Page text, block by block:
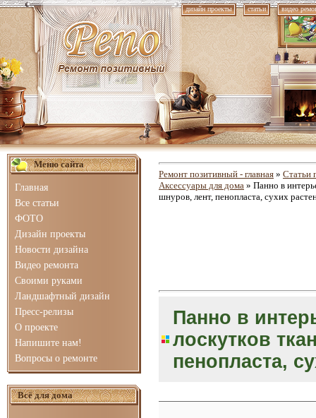
дизайн проекты статьи видео
Меню сайта
Главная
Все статьи
ФОТО
Дизайн проекты
Новости дизайна
Видео ремонта
Своими руками
Ландшафтный дизайн
Пресс-релизы
О проекте
Напишите нам!
Вопросы о ремонте
Всё для дома
Ремонт позитивный - главная » Статьи
Аксессуары для дома » Панно в
шнуров, лент, пенопласта, сухих
Панно в
лоскутков
пенопласта,